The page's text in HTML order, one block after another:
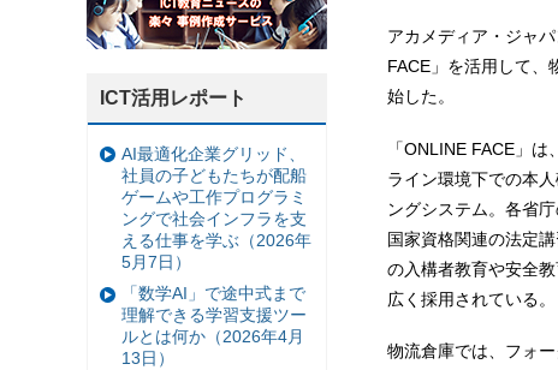
アカメディア・ジャ
FACE」を活用して、
始した。
「ONLINE FACE」
ライン環境下での本
ングシステム。各省
国家資格関連の法定
の入構者教育や安全
広く採用されている。
物流倉庫では、フォ
ICT活用レポート
AI最適化企業グリッド、
社員の子どもたちが配船
ゲームや工作プログラミ
ングで社会インフラを支
える仕事を学ぶ（2026年
5月7日）
「数学AI」で途中式まで
理解できる学習支援ツー
ルとは何か（2026年4月
13日）